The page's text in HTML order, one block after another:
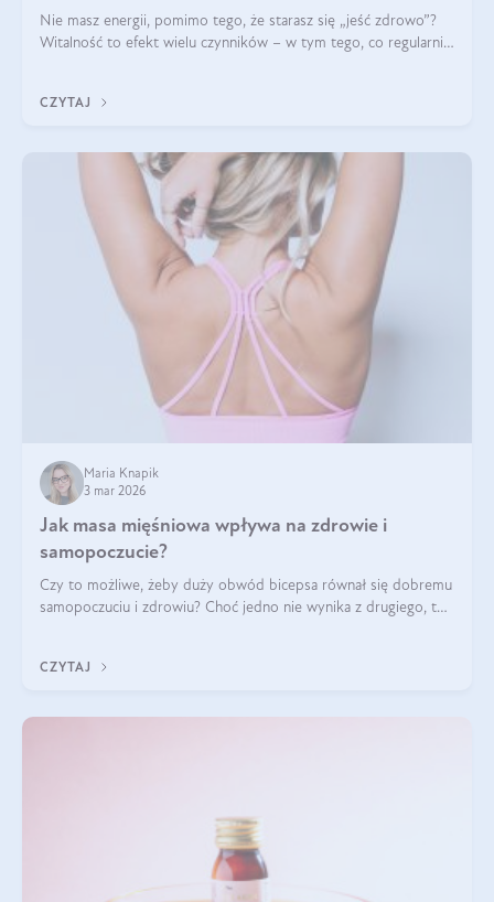
Nie masz energii, pomimo tego, że starasz się „jeść zdrowo”?
Witalność to efekt wielu czynników – w tym tego, co regularnie
CZYTAJ
Maria Knapik
3 mar 2026
Jak masa mięśniowa wpływa na zdrowie i
samopoczucie?
Czy to możliwe, żeby duży obwód bicepsa równał się dobremu
samopoczuciu i zdrowiu? Choć jedno nie wynika z drugiego, to
wyjaśnimy.
CZYTAJ